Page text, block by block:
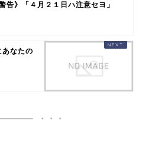
告》「４月２１日ハ注意セヨ」
あなたの